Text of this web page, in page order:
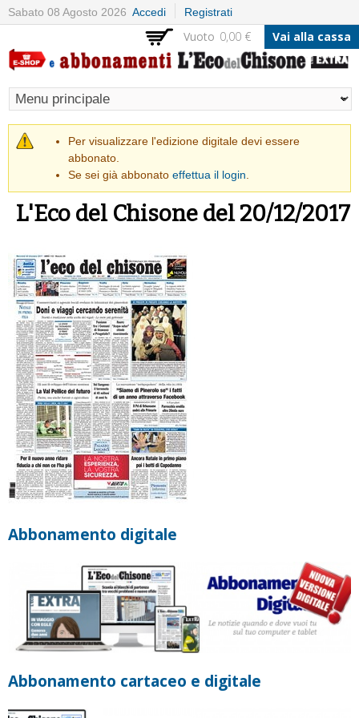
Salta al
contenuto
principale
Sabato 08 Agosto 2026 Accedi Registrati
Vuoto 0,00 € Vai alla cassa
Messaggio di avvertimento
Per visualizzare l'edizione digitale devi essere
abbonato.
Se sei già abbonato effettua il login
L'Eco del Chisone del 20/12/2017
Abbonamento digitale
Abbonamento cartaceo e digitale